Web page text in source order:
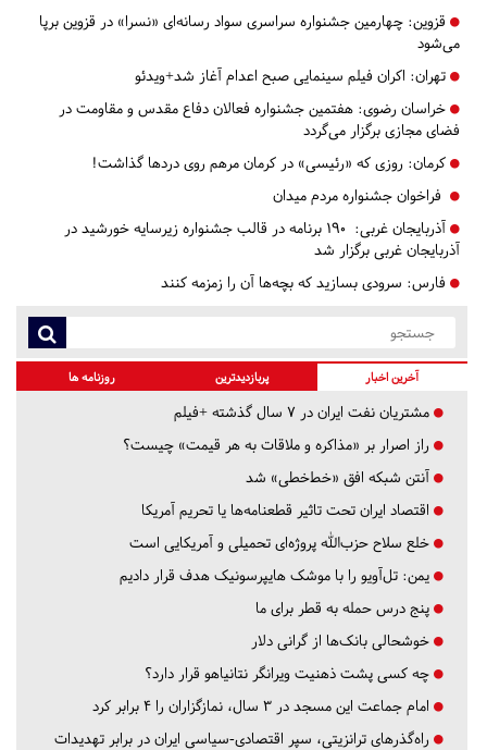
قزوین: چهارمین جشنواره سراسری سواد رسانه‌ای «نسرا» در قزوین برپا
می‌شود
تهران: اکران فیلم سینمایی صبح اعدام آغاز شد+ویدئو
خراسان رضوی: هفتمین جشنواره فعالان دفاع مقدس و مقاومت در
فضای مجازی برگزار می‌گردد
کرمان: روزی که «رئیسی» در کرمان مرهم روی دردها گذاشت!
فراخوان جشنواره مردم میدان
آذربایجان غربی:
۱۹۰ برنامه در قالب جشنواره زیرسایه خورشید در
آذربایجان غربی برگزار شد
فارس: سرودی بسازید که بچه‌ها آن را زمزمه کنند
آخرین اخبار پربازدیدترین روزنامه ها
مشتریان نفت ایران در ۷ سال گذشته +فیلم
راز اصرار بر «مذاکره و ملاقات به هر قیمت» چیست؟
آنتن شبکه افق «خط‌خطی» شد
اقتصاد ایران تحت تاثیر قطعنامه‌ها یا تحریم‌ آمریکا
خلع سلاح حزب‌الله پروژه‌ای تحمیلی و آمریکایی است
یمن: تل‌آویو را با موشک هایپرسونیک هدف قرار دادیم
پنج درس‌ حمله به قطر برای ما
خوشحالی بانک‌ها از گرانی دلار
چه کسی پشت ذهنیت ویرانگر نتانیاهو قرار دارد؟
امام جماعت این مسجد در ۳ سال، نمازگزاران را ۴ برابر کرد
راه‌گذرهای ترانزیتی، سپر اقتصادی-سیاسی ایران در برابر تهدیدات